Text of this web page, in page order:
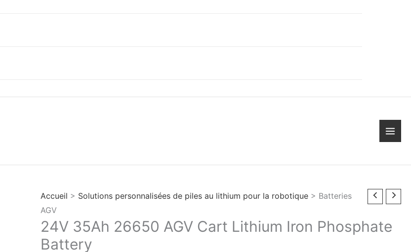
Accueil > Solutions personnalisées de piles au lithium pour la robotique> Batteries
AGV
24V 35Ah 26650 AGV Cart Lithium Iron Phosphate
Battery